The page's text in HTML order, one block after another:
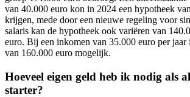
van 40.000 euro kon in 2024 een hypotheek
krijgen, mede door een nieuwe regeling voor
salaris kan de hypotheek ook variëren van
euro. Bij een inkomen van 35.000 euro per jaar
van 160.000 euro mogelijk.
Hoeveel eigen geld heb ik nodig als
starter?